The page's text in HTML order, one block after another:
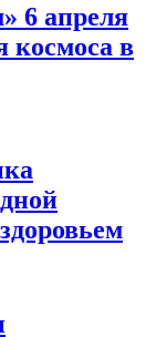
6 апреля
космоса в